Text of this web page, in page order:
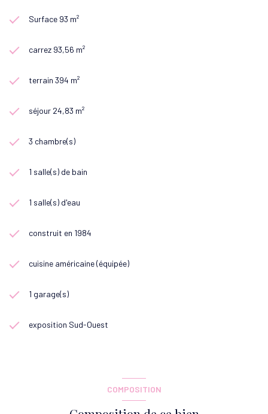
Surface 93 m²
carrez 93,56 m²
terrain 394 m²
séjour 24,83 m²
3 chambre(s)
1 salle(s) de bain
1 salle(s) d'eau
construit en 1984
cuisine américaine (équipée)
1 garage(s)
exposition Sud-Ouest
COMPOSITION